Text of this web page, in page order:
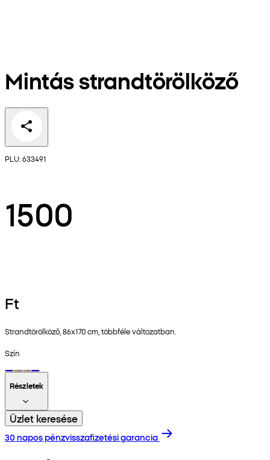
Mintás strandtörölköző
PLU: 633491
1500
Ft
Strandtörölköző, 86x170 cm, többféle változatban.
Szín
Részletek
Üzlet keresése
30 napos pénzvisszafizetési garancia